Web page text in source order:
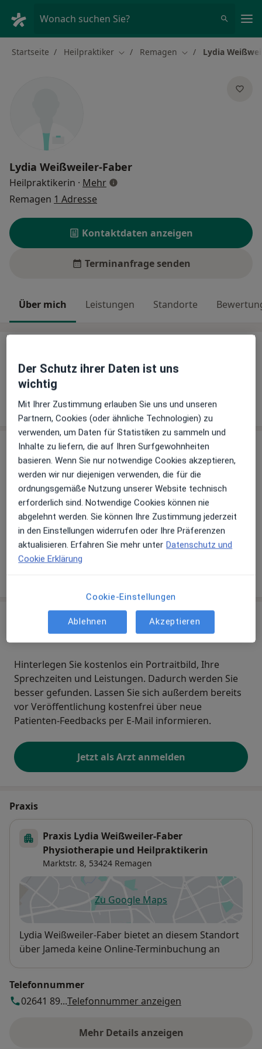
Wonach suchen Sie?
Startseite Heilpraktiker Stadt ändern
Remagen Stadt ändern
Lydia
Lydia Weißweiler-Faber
Heilpraktikerin · Mehrüber Spezialisierungen
Remagen 1 Adresse
Kontaktdaten anzeigen
Terminanfrage senden
Über mich Leistungen Standorte
Weiterbildungen und Tätigkeitsschwerpunkte
Akupunktur
Klassische Homöopathie
Leistungen & Kosten
Andere Leistungen
Akupunktur
Eigenbluttherapie
Homöopathie
Sind Sie Lydia Weißweiler-Faber?
Hinterlegen Sie kostenlos ein Portraitbild, Ihre
Sprechzeiten und Leistungen. Dadurch werden Sie
besser gefunden. Lassen Sie sich außerdem bereits
vor Veröffentlichung kostenfrei über neue
Patienten-Feedbacks per E-Mail informieren.
Jetzt als Arzt anmelden
Praxis
Praxis Lydia Weißweiler-Faber
Physiotherapie und Heilpraktikerin
Marktstr. 8, 53424 Remagen
Zu Google Mapsöffnet in einer neuen
Verfügbarkeit
Lydia Weißweiler-Faber bietet an diesem Standort
über Jameda keine Online-Terminbuchung an
Telefonnummer
02641 89...Telefonnummer anzeigen
Mehr Details anzeigen
über die Adresse
Der Schutz ihrer Daten ist uns
wichtig
Mit Ihrer Zustimmung erlauben Sie uns und unseren
Partnern, Cookies (oder ähnliche Technologien) zu
verwenden, um Daten für Statistiken zu sammeln und
Inhalte zu liefern, die auf Ihren Surfgewohnheiten
basieren. Wenn Sie nur notwendige Cookies akzeptieren,
werden wir nur diejenigen verwenden, die für die
ordnungsgemäße Nutzung unserer Website technisch
erforderlich sind. Notwendige Cookies können nie
abgelehnt werden. Sie können Ihre Zustimmung jederzeit
in den Einstellungen widerrufen oder Ihre Präferenzen
aktualisieren. Erfahren Sie mehr unter Datenschutz und
Cookie Erklärung
Cookie-Einstellungen
Ablehnen Akzeptieren